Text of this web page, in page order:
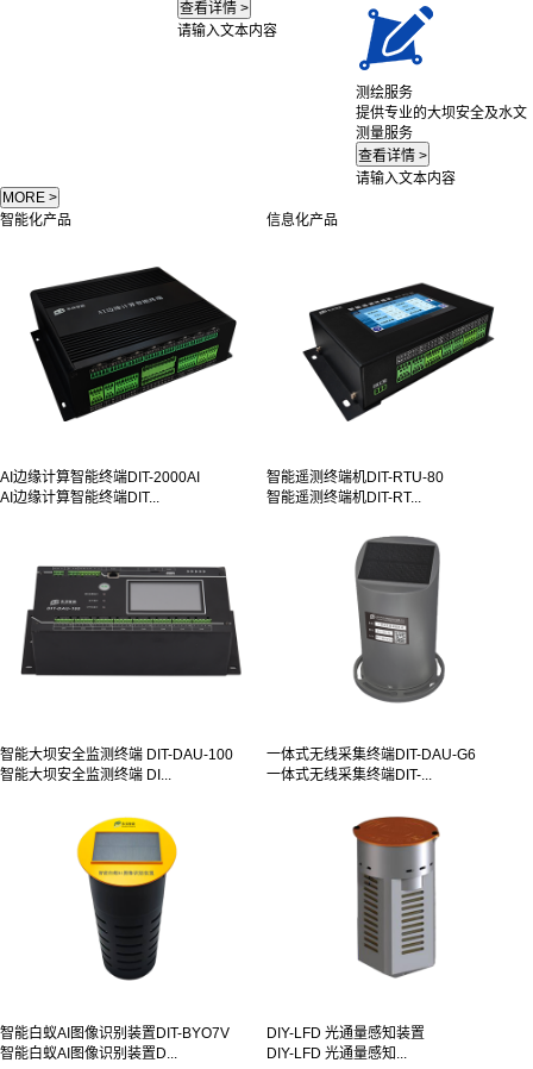
请输入文本内容
测绘服务
提供专业的大坝安全及水文
测量服务
请输入文本内容
智能化产品 信息化产品
AI边缘计算智能终端DIT-2000AI
AI边缘计算智能终端DIT...
智能遥测终端机DIT-RTU-80
智能遥测终端机DIT-RT...
智能大坝安全监测终端 DIT-DAU-100
智能大坝安全监测终端 DI...
一体式无线采集终端DIT-DAU-G6
一体式无线采集终端DIT-...
智能白蚁AI图像识别装置DIT-BYO7V
智能白蚁AI图像识别装置D...
DIY-LFD 光通量感知装置
DIY-LFD 光通量感知...